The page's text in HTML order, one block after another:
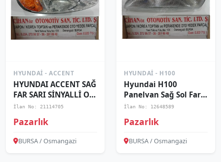
HYUNDAI - ACCENT
HYUNDAI ACCENT SAĞ
FAR SARI SİNYALLİ ORJ
2003 2004 92102-
İlan No: 21114705
Pazarlık
BURSA / Osmangazi
HYUNDAI - H100
Hyundai H100
Panelvan Sağ Sol Far
1994-1996 .92101-
İlan No: 12648589
Pazarlık
BURSA / Osmangazi